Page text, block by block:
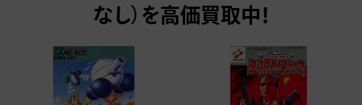
なし）を高価買取中！